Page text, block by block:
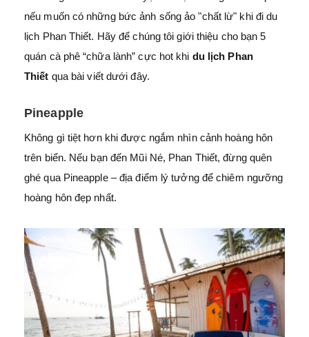
nếu muốn có những bức ảnh sống ảo "chất lừ" khi đi du
lịch Phan Thiết. Hãy để chúng tôi giới thiệu cho bạn 5
quán cà phê “chữa lành” cực hot khi du lịch Phan
Thiết qua bài viết dưới đây.
Pineapple
Không gì tiệt hơn khi được ngắm nhìn cảnh hoàng hôn
trên biển. Nếu bạn đến Mũi Né, Phan Thiết, đừng quên
ghé qua Pineapple – địa điểm lý tưởng để chiêm ngưỡng
hoàng hôn đẹp nhất.